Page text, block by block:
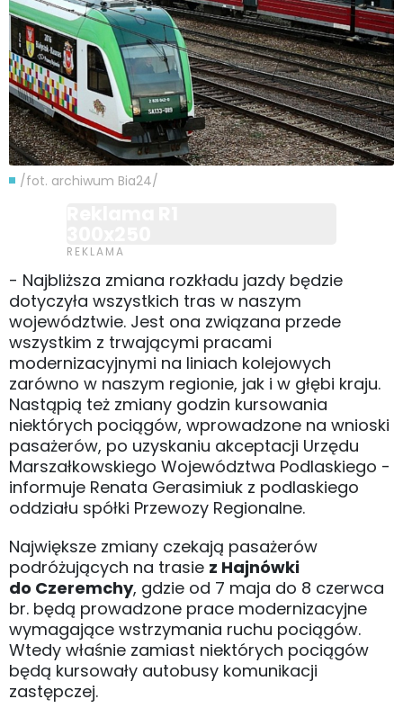
/fot. archiwum Bia24/
- Najbliższa zmiana rozkładu jazdy będzie
dotyczyła wszystkich tras w naszym
województwie. Jest ona związana przede
wszystkim z trwającymi pracami
modernizacyjnymi na liniach kolejowych
zarówno w naszym regionie, jak i w głębi kraju.
Nastąpią też zmiany godzin kursowania
niektórych pociągów, wprowadzone na wnioski
pasażerów, po uzyskaniu akceptacji Urzędu
Marszałkowskiego Województwa Podlaskiego -
informuje Renata Gerasimiuk z podlaskiego
oddziału spółki Przewozy Regionalne.
Największe zmiany czekają pasażerów
podróżujących na trasie z Hajnówki
do Czeremchy, gdzie od 7 maja do 8 czerwca
br. będą prowadzone prace modernizacyjne
wymagające wstrzymania ruchu pociągów.
Wtedy właśnie zamiast niektórych pociągów
będą kursowały autobusy komunikacji
zastępczej.